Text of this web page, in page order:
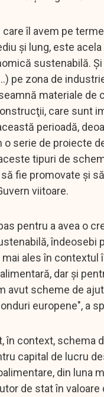
îl avem pe
şi lung, este acela
sustenabilă.
pe zona de
materiale de
care sunt
perioadă,
o serie de proiecte
tipuri de
fie promovate şi
viitoare.
pentru a avea o
îndeosebi
ales în contextul
dar şi
avut scheme de
europene", a
în context, schema
capital de lucru
din luna
de stat în valoare